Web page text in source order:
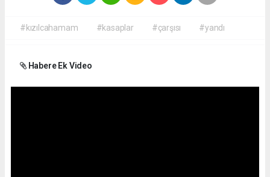
#kızılcahamam #kasaplar #çarşısı #yandı
Habere Ek Video